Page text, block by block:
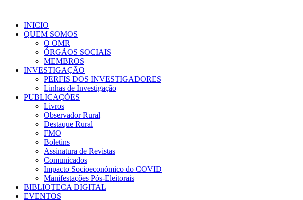
INICIO
QUEM SOMOS
O OMR
ÓRGÃOS SOCIAIS
MEMBROS
INVESTIGAÇÃO
PERFIS DOS INVESTIGADORES
Linhas de Investigação
PUBLICAÇÕES
Livros
Observador Rural
Destaque Rural
FMO
Boletins
Assinatura de Revistas
Comunicados
Impacto Socioeconómico do COVID
Manifestações Pós-Eleitorais
BIBLIOTECA DIGITAL
EVENTOS